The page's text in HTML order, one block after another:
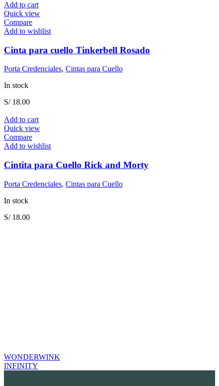
Add to cart
Quick view
Compare
Add to wishlist
Cinta para cuello Tinkerbell Rosado
Porta Credenciales, Cintas para Cuello
In stock
S/18.00
Add to cart
Quick view
Compare
Add to wishlist
Cintita para Cuello Rick and Morty
Porta Credenciales, Cintas para Cuello
In stock
S/18.00
WONDERWINK
INFINITY